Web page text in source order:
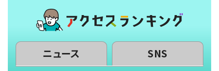
ニュース SNS